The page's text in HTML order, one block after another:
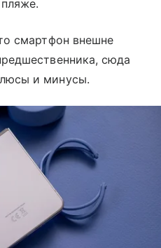
смартфон внешне
сюда
и минусы.